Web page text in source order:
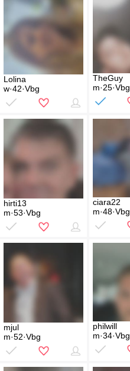
Lolina
w·42·Vbg
TheGuy
m·25·Vbg
hirti13
m·53·Vbg
ciara22
m·48·Vbg
mjul
m·52·Vbg
philwill
m·34·Vbg